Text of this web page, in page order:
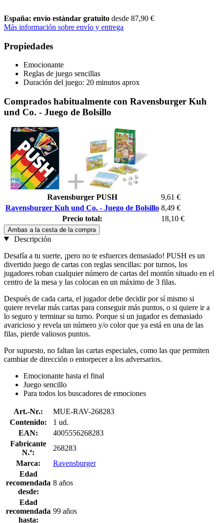
España: envío estándar gratuito desde 87,90 €
Más información sobre envío y entrega
Propiedades
Emocionante
Reglas de juego sencillas
Duración del juego: 20 minutos aprox
Comprados habitualmente con Ravensburger Kuh
und Co. - Juego de Bolsillo
Ravensburger PUSH
9,61 €
Ravensburger Kuh und Co. - Juego de Bolsillo 8,49 €
Precio total:
18,10 €
Ambas a la cesta de la compra
Descripción
Desafía a tu suerte, ¡pero no te esfuerces demasiado! PUSH es un
divertido juego de cartas con reglas sencillas: por turnos, los
jugadores roban cualquier número de cartas del montón situado en el
centro de la mesa y las colocan en un máximo de 3 filas.
Después de cada carta, el jugador debe decidir por sí mismo si
quiere revelar más cartas para conseguir más puntos, o si quiere ir a
lo seguro y terminar su turno. Porque si un jugador es demasiado
avaricioso y revela un número y/o color que ya está en una de las
filas, pierde valiosos puntos.
Por supuesto, no faltan las cartas especiales, como las que permiten
cambiar de dirección o entorpecer a los adversarios.
Emocionante hasta el final
Juego sencillo
Para todos los buscadores de emociones
Art.-Nr.:
MUE-RAV-268283
Contenido:
1 ud.
EAN:
4005556268283
Fabricante
N.º:
268283
Marca:
Ravensburger
Edad
recomendada
desde:
8 años
Edad
recomendada
hasta:
99 años